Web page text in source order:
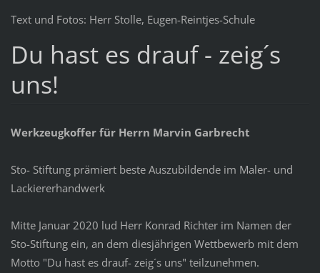
Text und Fotos: Herr Stolle, Eugen-Reintjes-Schule
Du hast es drauf - zeig´s
uns!
Werkzeugkoffer für Herrn Marvin Garbrecht
Sto- Stiftung prämiert beste Auszubildende im Maler- und
Lackiererhandwerk
Mitte Januar 2020 lud Herr Konrad Richter im Namen der
Sto-Stiftung ein, an dem diesjährigen Wettbewerb mit dem
Motto "Du hast es drauf- zeig´s uns" teilzunehmen.